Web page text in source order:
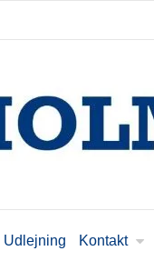
Udlejning Kontakt